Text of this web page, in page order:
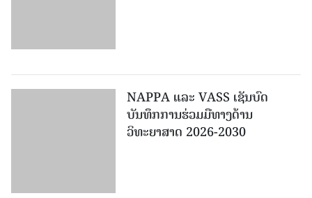
NAPPA ແລະ VASS ເຊັນບົດ
ບັນທຶກການຮ່ວມມືທາງດ້ານ
ວິທະຍາສາດ 2026-2030